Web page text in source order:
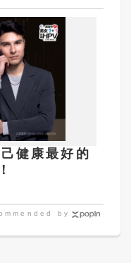
健康最好的
by